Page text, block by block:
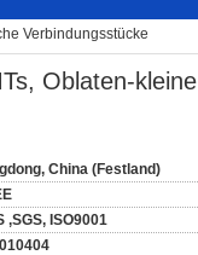
Verbindungsstücke
Oblaten-kleine
China (Festland)
,SGS, ISO9001